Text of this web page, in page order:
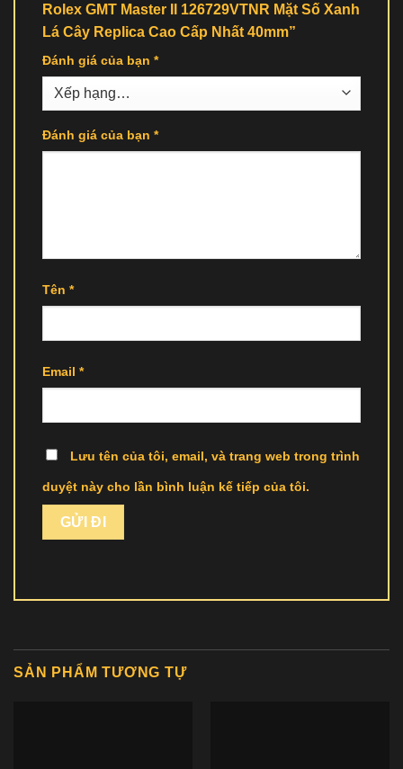
Rolex GMT Master II 126729VTNR Mặt Số Xanh
Lá Cây Replica Cao Cấp Nhất 40mm”
Đánh giá của bạn *
Đánh giá của bạn *
Tên *
Email *
Lưu tên của tôi, email, và trang web trong trình
duyệt này cho lần bình luận kế tiếp của tôi.
SẢN PHẨM TƯƠNG TỰ